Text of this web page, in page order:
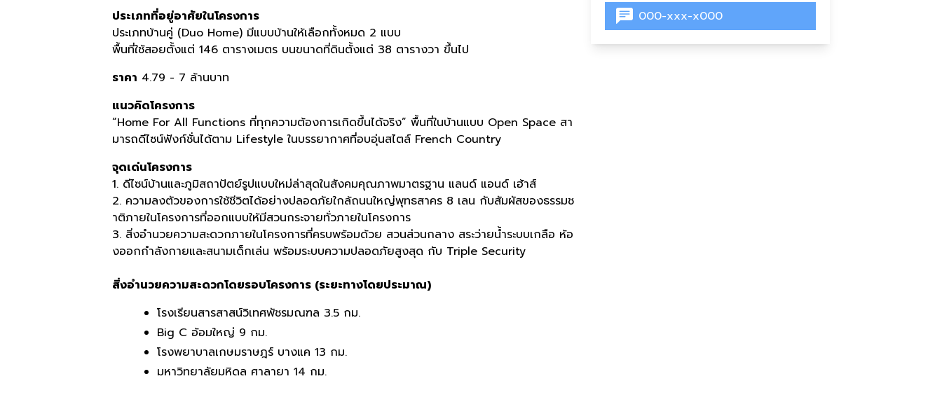
ประเภทที่อยู่อาศัยในโครงการ
ประเภทบ้านคู่ (Duo Home) มีแบบบ้านให้เลือกทั้งหมด 2 แบบ
พื้นที่ใช้สอยตั้งแต่ 146 ตารางเมตร บนขนาดที่ดินตั้งแต่ 38 ตารางวา ขึ้นไป
ราคา 4.79 - 7 ล้านบาท
แนวคิดโครงการ
“Home For All Functions ที่ทุกความต้องการเกิดขึ้นได้จริง” พื้นที่ในบ้านแบบ Open Space สา
มารถดีไซน์ฟังก์ชั่นได้ตาม Lifestyle ในบรรยากาศที่อบอุ่นสไตล์ French Country
จุดเด่นโครงการ
1. ดีไซน์บ้านและภูมิสถาปัตย์รูปแบบใหม่ล่าสุดในสังคมคุณภาพมาตรฐาน แลนด์ แอนด์ เฮ้าส์
2. ความลงตัวของการใช้ชีวิตได้อย่างปลอดภัยใกล้ถนนใหญ่พุทธสาคร 8 เลน กับสัมผัสของธรรมช
าติภายในโครงการที่ออกแบบให้มีสวนกระจายทั่วภายในโครงการ
3. สิ่งอำนวยความสะดวกภายในโครงการที่ครบพร้อมด้วย สวนส่วนกลาง สระว่ายน้ำระบบเกลือ ห้อ
งออกกำลังกายและสนามเด็กเล่น พร้อมระบบความปลอดภัยสูงสุด กับ Triple Security
สิ่งอำนวยความสะดวกโดยรอบโครงการ (ระยะทางโดยประมาณ)
โรงเรียนสารสาสน์วิเทศพัชรมณฑล 3.5 กม.
Big C อ้อมใหญ่ 9 กม.
โรงพยาบาลเกษมราษฎร์ บางแค 13 กม.
มหาวิทยาลัยมหิดล ศาลายา 14 กม.
000-xxx-x000